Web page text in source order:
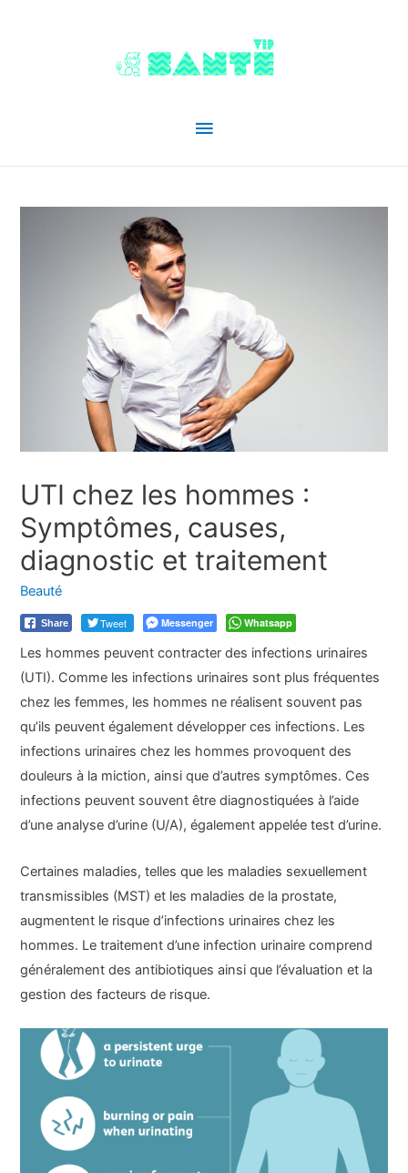
Menu
UTI chez les hommes :
Symptômes, causes,
diagnostic et traitement
Beauté
Share Tweet Messenger Whatsapp
Les hommes peuvent contracter des infections urinaires
(UTI). Comme les infections urinaires sont plus fréquentes
chez les femmes, les hommes ne réalisent souvent pas
qu’ils peuvent également développer ces infections. Les
infections urinaires chez les hommes provoquent des
douleurs à la miction, ainsi que d’autres symptômes. Ces
infections peuvent souvent être diagnostiquées à l’aide
d’une analyse d’urine (U/A), également appelée test d’urine.
Certaines maladies, telles que les maladies sexuellement
transmissibles (MST) et les maladies de la prostate,
augmentent le risque d’infections urinaires chez les
hommes. Le traitement d’une infection urinaire comprend
généralement des antibiotiques ainsi que l’évaluation et la
gestion des facteurs de risque.